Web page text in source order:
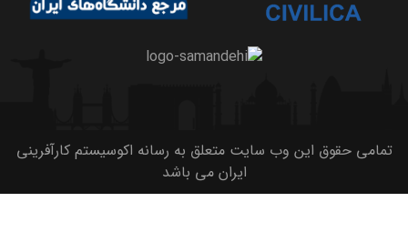
تمامی حقوق این وب سایت متعلق به رسانه اکوسیستم کارآفرینی
ایران می باشد